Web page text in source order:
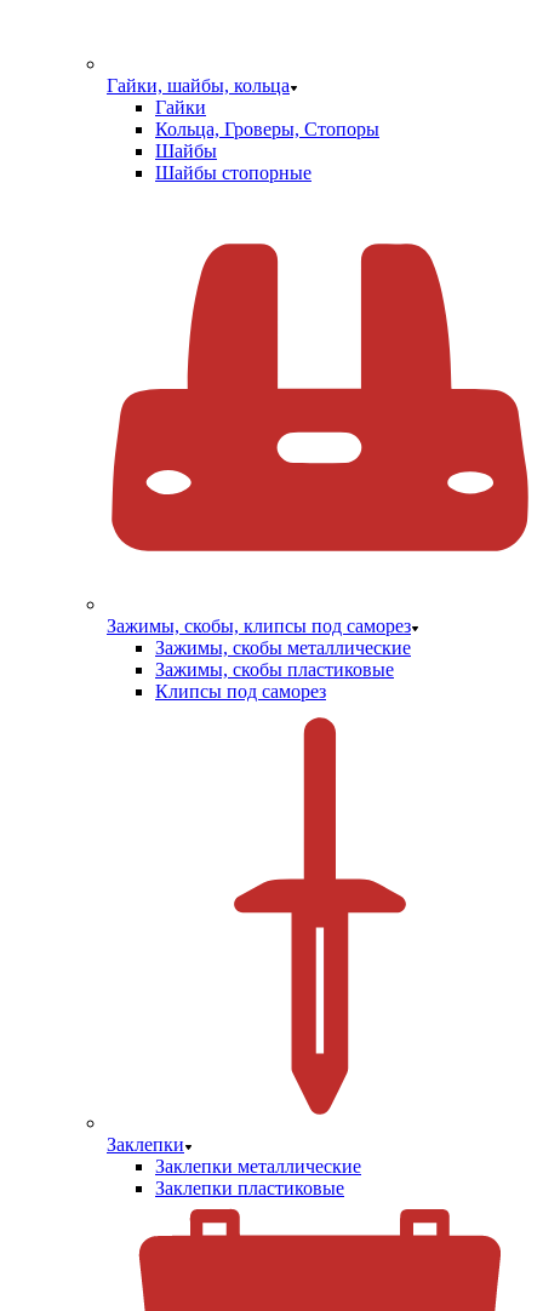
Гайки, шайбы, кольца
Гайки
Кольца, Гроверы, Стопоры
Шайбы
Шайбы стопорные
Зажимы, скобы, клипсы под саморез
Зажимы, скобы металлические
Зажимы, скобы пластиковые
Клипсы под саморез
Заклепки
Заклепки металлические
Заклепки пластиковые